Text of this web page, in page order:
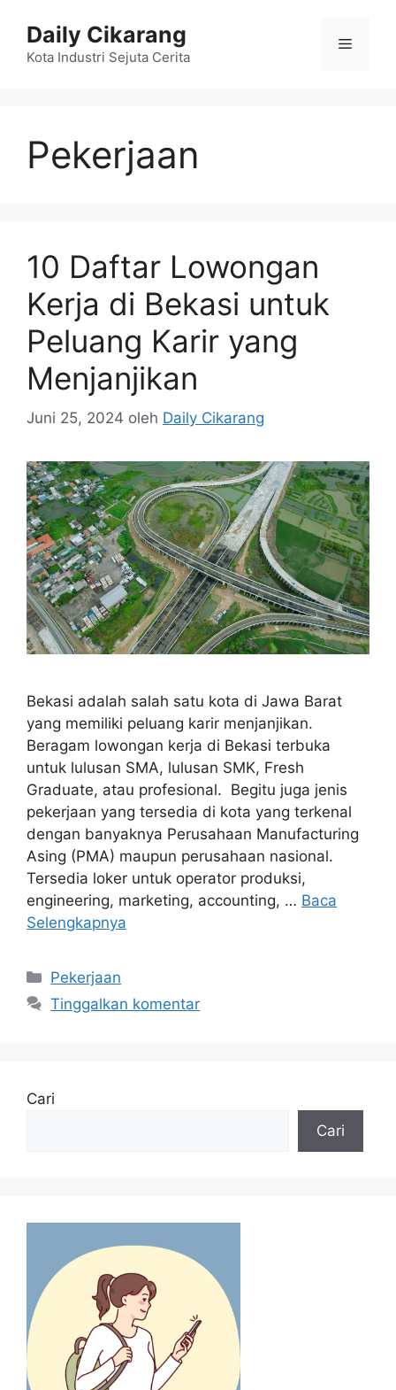
Daily Cikarang
Kota Industri Sejuta Cerita
Menu
Pekerjaan
10 Daftar Lowongan
Kerja di Bekasi untuk
Peluang Karir yang
Menjanjikan
Juni 25, 2024 oleh Daily Cikarang
Bekasi adalah salah satu kota di Jawa Barat
yang memiliki peluang karir menjanjikan.
Beragam lowongan kerja di Bekasi terbuka
untuk lulusan SMA, lulusan SMK, Fresh
Graduate, atau profesional. Begitu juga jenis
pekerjaan yang tersedia di kota yang terkenal
dengan banyaknya Perusahaan Manufacturing
Asing (PMA) maupun perusahaan nasional.
Tersedia loker untuk operator produksi,
engineering, marketing, accounting, … Baca
Selengkapnya
Kategori
Pekerjaan
Tinggalkan komentar
Cari
Cari